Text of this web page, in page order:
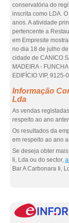
conservatória do
inscrita como LDA.
anos. A atividade
pertencente a
em Empresite
no dia 18 de julho
cidade de CANICO
MADEIRA -
EDIFÍCIO VIP, 9125-
Informação
Lda
As vendas
respeito ao ano
Os resultados da
em respeito ao ano
Se deseja obter
Ii, Lda ou do sector,
Bar A Carbonara Ii,